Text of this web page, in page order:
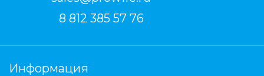
8 812 385 57 76
Информация